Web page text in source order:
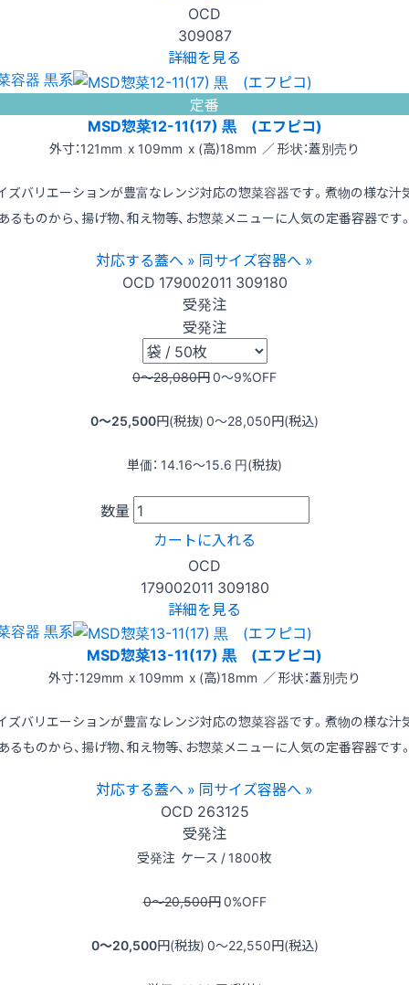
OCD
309087
詳細を見る
容器 黒系
定番
MSD惣菜12-11(17) 黒 (エフピコ)
外寸：121mm x 109mm x (高)18mm ／ 形状：蓋別売り
ズバリエーションが豊富なレンジ対応の惣菜容器です。煮物の様な汁
るものから、揚げ物、和え物等、お惣菜メニューに人気の定番容器です
対応する蓋へ » 同サイズ容器へ »
OCD 179002011 309180
受発注
受発注
0〜28,080円0〜9%OFF
0〜25,500円(税抜) 0〜28,050円(税込)
単価： 14.16〜15.6 円(税抜)
数量
カートに入れる
OCD
179002011 309180
詳細を見る
容器 黒系
MSD惣菜13-11(17) 黒 (エフピコ)
外寸：129mm x 109mm x (高)18mm ／ 形状：蓋別売り
ズバリエーションが豊富なレンジ対応の惣菜容器です。煮物の様な汁
るものから、揚げ物、和え物等、お惣菜メニューに人気の定番容器です
対応する蓋へ » 同サイズ容器へ »
OCD 263125
受発注
受発注 ケース / 1800枚
0〜20,500円0%OFF
0〜20,500円(税抜) 0〜22,550円(税込)